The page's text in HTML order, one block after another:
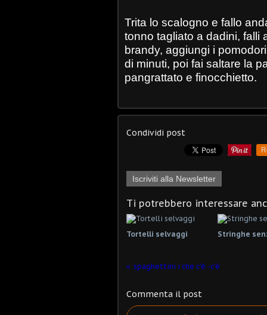
Trita lo scalogno e fallo
tonno tagliato a dadini, falli
brandy, aggiungi i
di minuti, poi fai saltare la
pangrattato e finocchietto.
Condividi post
Iscriviti alla Newsletter
Ti potrebbero interessare
Tortelli selvaggi
Stringhe
spaghettini i che c'è -c'è
Commenta il post